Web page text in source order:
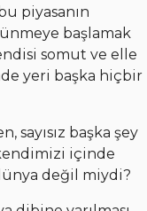
piyasanın
başlamak
somut ve elle
yeri başka hiçbir
sayısız başka şey
içinde
değil miydi?